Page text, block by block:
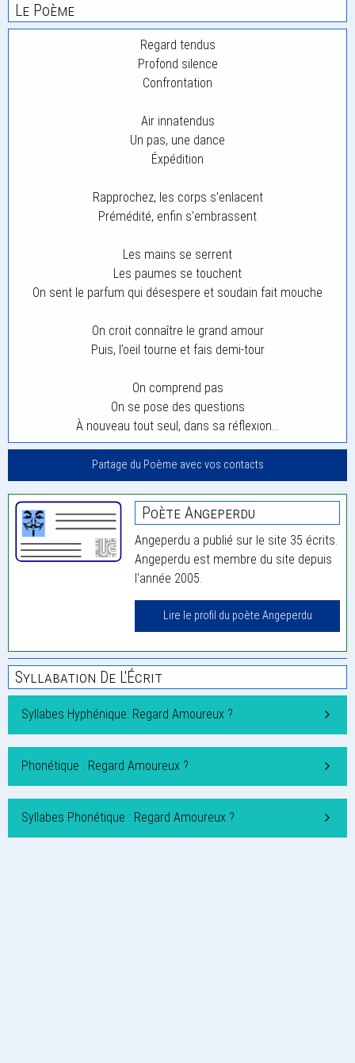
Le Poème
Regard tendus
Profond silence
Confrontation
Air innatendus
Un pas, une dance
Éxpédition
Rapprochez, les corps s’enlacent
Prémédité, enfin s’embrassent
Les mains se serrent
Les paumes se touchent
On sent le parfum qui désespere et soudain fait mouche
On croit connaître le grand amour
Puis, l’oeil tourne et fais demi-tour
On comprend pas
On se pose des questions
À nouveau tout seul, dans sa réflexion…
Partage du Poème avec vos contacts
Poète Angeperdu
Angeperdu a publié sur le site 35 écrits.
Angeperdu est membre du site depuis
l'année 2005.
Lire le profil du poète Angeperdu
Syllabation De L'Écrit
Syllabes Hyphénique: Regard Amoureux ?
Phonétique : Regard Amoureux ?
Syllabes Phonétique : Regard Amoureux ?